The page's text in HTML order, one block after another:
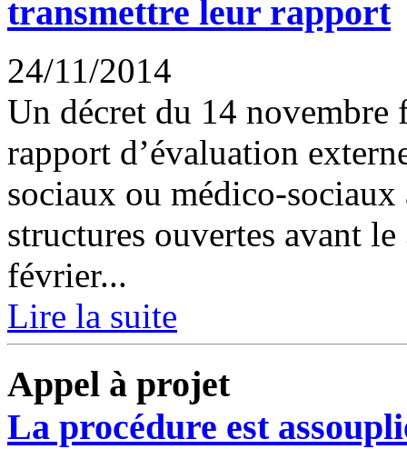
transmettre leur rapport
24/11/2014
Un décret du 14
rapport d’évaluation
sociaux ou médico-
structures ouvertes avant
février...
Lire la suite
Appel à projet
La procédure est